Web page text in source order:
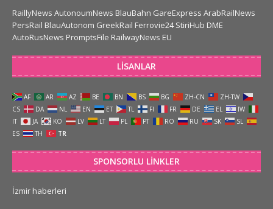
RaillyNews AutonoumNews BlauBahn GareExpress ArabRailNews
PersRail BlauAutonom GreekRail Ferrovie24 StiriHub DME
AutoRusNews PromptsFile RailwayNews EU
LISANLAR
AF AR AZ BE BN BS BG ZH-CN
ZH-TW
CS
DA NL EN ET TL FI FR DE EL
IW
IT
JA KO LV LT PL PT RO RU SK
SL
ES
TH TR
SPONSORLU LINKLER
İzmir haberleri